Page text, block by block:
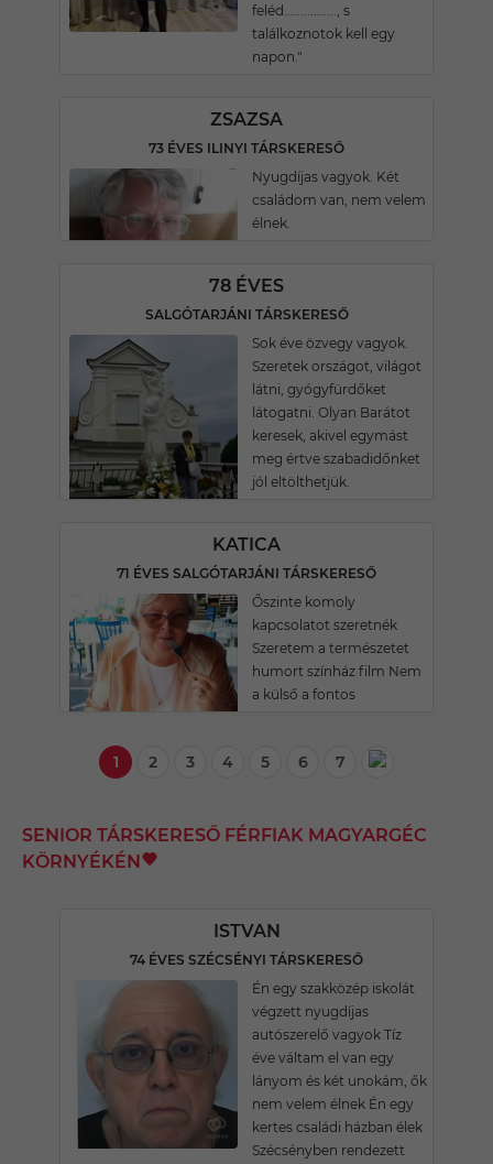
feléd................, s
találkoznotok kell egy
napon."
ZSAZSA
73 ÉVES ILINYI TÁRSKERESŐ
Nyugdíjas vagyok. Két
családom van, nem velem
élnek.
78 ÉVES
SALGÓTARJÁNI TÁRSKERESŐ
Sok éve özvegy vagyok.
Szeretek országot, világot
látni, gyógyfürdőket
látogatni. Olyan Barátot
keresek, akivel egymást
meg értve szabadidőnket
jól eltölthetjük.
KATICA
71 ÉVES SALGÓTARJÁNI TÁRSKERESŐ
Őszinte komoly
kapcsolatot szeretnék
Szeretem a természetet
humort színház film Nem
a külső a fontos
1 2 3 4 5 6 7
SENIOR TÁRSKERESŐ FÉRFIAK MAGYARGÉC
KÖRNYÉKÉN
ISTVAN
74 ÉVES SZÉCSÉNYI TÁRSKERESŐ
Én egy szakközép iskolát
végzett nyugdíjas
autószerelő vagyok Tíz
éve váltam el van egy
lányom és két unokám, ők
nem velem élnek Én egy
kertes családi házban élek
Szécsényben rendezett